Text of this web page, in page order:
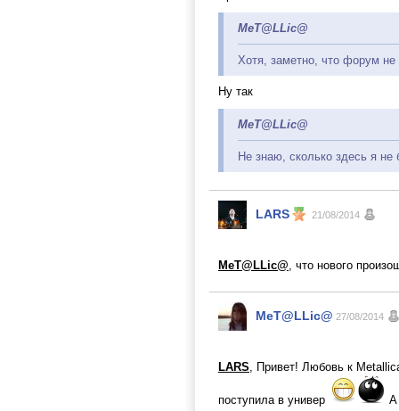
MeT@LLic@
Хотя, заметно, что форум не
Ну так
MeT@LLic@
Не знаю, сколько здесь я не
LARS 21/08/2014
MeT@LLic@, что нового
MeT@LLic@ 27/08/2014
LARS, Привет! Любовь к
поступила в универ А